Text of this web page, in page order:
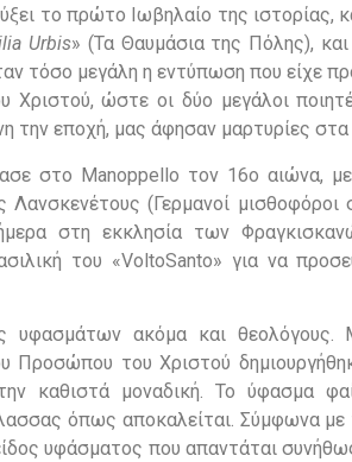
το πρώτο Ιωβηλαίο της ιστορίας,
Urbis» (Τα Θαυμάσια της Πόλης),
τόσο μεγάλη η εντύπωση που είχε
ώστε οι δύο μεγάλοι
την εποχή, μας άφησαν μαρτυρίες στα
στο Manoppello τον 16ο αιώνα,
(Γερμανοί μισθοφόροι
στη εκκλησία των
του «VoltoSanto» για να
υφασμάτων ακόμα και
Προσώπου του Χριστού
καθιστά μοναδική. Το ύφασμα
όπως αποκαλείται. Σύμφωνα με
υφάσματος που απαντάται